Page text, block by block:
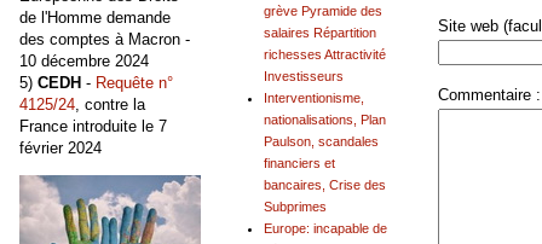
Site web
Commentaire :
grève Pyramide des
salaires Répartition
richesses Attractivité
Investisseurs
Interventionisme,
nationalisations, Plan
Paulson, scandales
financiers et
bancaires, Crise des
Subprimes
Europe: incapable de
de l'Homme demande
des comptes à Macron -
10 décembre 2024
5) CEDH - Requête n°
4125/24, contre la
France introduite le 7
février 2024